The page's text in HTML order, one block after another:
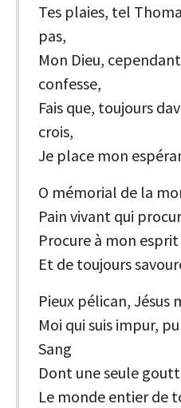
Tes plaies, tel
pas,
Mon Dieu,
confesse,
Fais que, toujours
crois,
Je place mon
O mémorial de la
Pain vivant qui
Procure à mon
Et de toujours
Pieux pélican, Jésus
Moi qui suis impur,
Sang
Dont une seule
Le monde entier de